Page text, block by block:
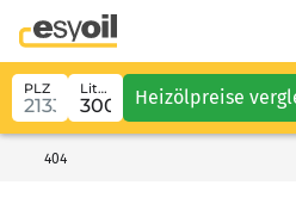
PLZ Liter Heizölpreise
404